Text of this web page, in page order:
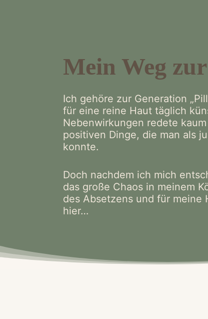
Mein Weg
Ich gehöre zur Generation
für eine reine Haut täglich
Nebenwirkungen redete
positiven Dinge, die man als
konnte.
Doch nachdem ich mich
das große Chaos in meinem
des Absetzens und für meine
hier…